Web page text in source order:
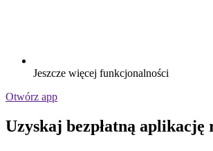
Jeszcze więcej funkcjonalności
Otwórz app
Uzyskaj bezpłatną aplikację